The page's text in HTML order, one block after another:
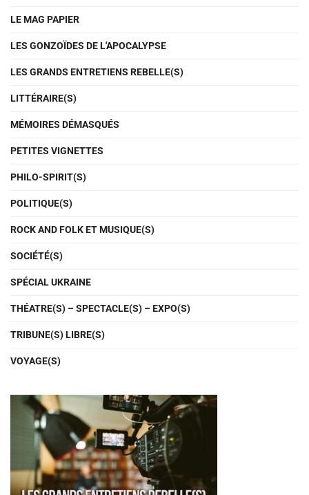
LE MAG PAPIER
LES GONZOÏDES DE L'APOCALYPSE
LES GRANDS ENTRETIENS REBELLE(S)
LITTÉRAIRE(S)
MÉMOIRES DÉMASQUÉS
PETITES VIGNETTES
PHILO-SPIRIT(S)
POLITIQUE(S)
ROCK AND FOLK ET MUSIQUE(S)
SOCIÉTÉ(S)
SPÉCIAL UKRAINE
THÉATRE(S) – SPECTACLE(S) – EXPO(S)
TRIBUNE(S) LIBRE(S)
VOYAGE(S)